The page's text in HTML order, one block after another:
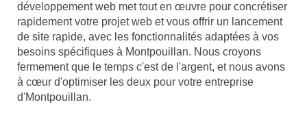
développement web met tout en œuvre pour concrétiser
rapidement votre projet web et vous offrir un lancement
de site rapide, avec les fonctionnalités adaptées à vos
besoins spécifiques à Montpouillan. Nous croyons
fermement que le temps c'est de l'argent, et nous avons
à cœur d'optimiser les deux pour votre entreprise
d'Montpouillan.